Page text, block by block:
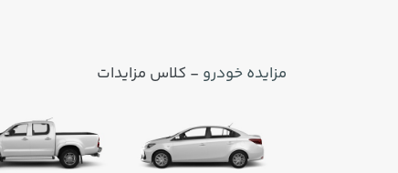
مزایده خودرو - کلاس مزایدات